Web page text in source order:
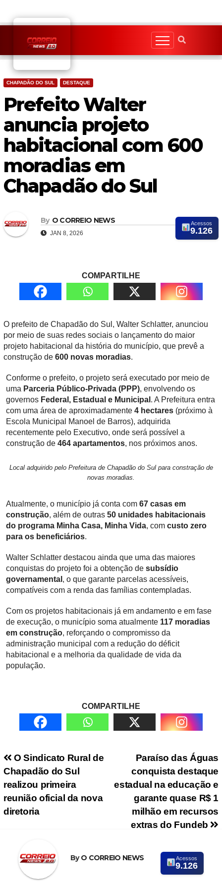
content
CHAPADÃO DO SUL DESTAQUE
Prefeito Walter
anuncia projeto
habitacional com 600
moradias em
Chapadão do Sul
By O CORREIO NEWS
JAN 8, 2026
Acessos
9.126
COMPARTILHE
O prefeito de Chapadão do Sul, Walter Schlatter, anunciou
por meio de suas redes sociais o lançamento do maior
projeto habitacional da história do município, que prevê a
construção de 600 novas moradias.
Conforme o prefeito, o projeto será executado por meio de
uma Parceria Público-Privada (PPP), envolvendo os
governos Federal, Estadual e Municipal . A Prefeitura entra
com uma área de aproximadamente 4 hectares (próximo à
Escola Municipal Manoel de Barros), adquirida
recentemente pelo Executivo, onde será possível a
construção de 464 apartamentos, nos próximos anos.
Local adquirido pelo Prefeitura de Chapadão do Sul para constração de
novas moradias.
Atualmente, o município já conta com 67 casas em
construção, além de outras 50 unidades habitacionais
do programa Minha Casa, Minha Vida, com custo zero
para os beneficiários.
Walter Schlatter destacou ainda que uma das maiores
conquistas do projeto foi a obtenção de subsídio
governamental , o que garante parcelas acessíveis,
compatíveis com a renda das famílias contempladas.
Com os projetos habitacionais já em andamento e em fase
de execução, o município soma atualmente 117 moradias
em construção, reforçando o compromisso da
administração municipal com a redução do déficit
habitacional e a melhoria da qualidade de vida da
população.
COMPARTILHE
Navegação de PostParaíso das Águas
conquista destaque
estadual na educação e
garante quase R$ 1
milhão em recursos
extras do Fundeb
O Sindicato Rural de
Chapadão do Sul
realizou primeira
reunião oficial da nova
diretoria
ByO CORREIO NEWS Acessos
9.126